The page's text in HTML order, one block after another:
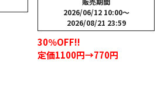
2026/06/12 10:00〜
2026/08/21 23:59
30％OFF!!
定価1100円→770円